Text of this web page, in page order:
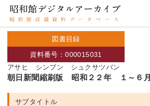
図書目録
アサヒ シンブン シュクサツバン
資料番号：000015031
朝日新聞縮刷版 昭和２２年 １～６月
サブタイトル